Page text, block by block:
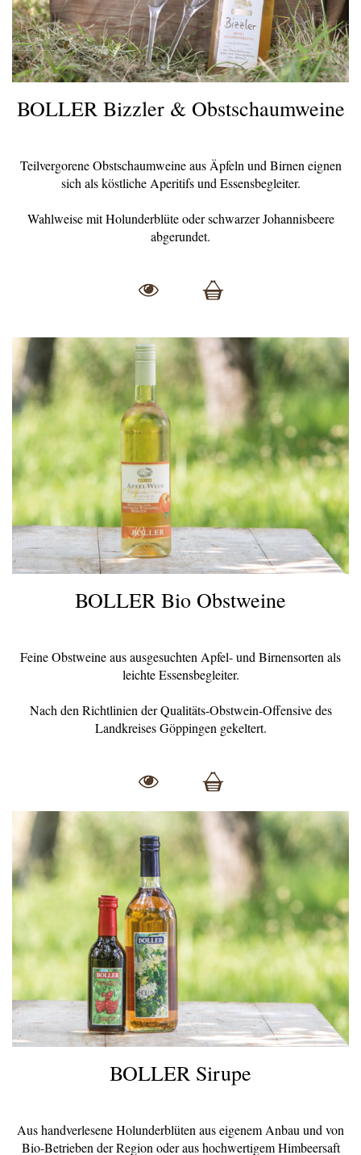
BOLLER Bizzler & Obstschaumweine
Teilvergorene Obstschaumweine aus Äpfeln und Birnen eignen
sich als köstliche Aperitifs und Essensbegleiter.
Wahlweise mit Holunderblüte oder schwarzer Johannisbeere
abgerundet.
BOLLER Bio Obstweine
Feine Obstweine aus ausgesuchten Apfel- und Birnensorten als
leichte Essensbegleiter.
Nach den Richtlinien der Qualitäts-Obstwein-Offensive des
Landkreises Göppingen gekeltert.
BOLLER Sirupe
Aus handverlesene Holunderblüten aus eigenem Anbau und von
Bio-Betrieben der Region oder aus hochwertigem Himbeersaft